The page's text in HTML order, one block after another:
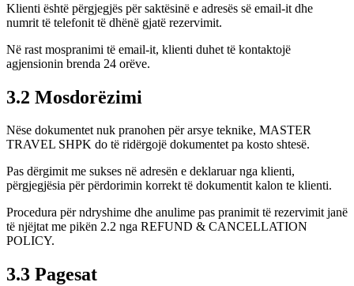
Klienti është përgjegjës për saktësinë e adresës së email-it dhe
numrit të telefonit të dhënë gjatë rezervimit.
Në rast mospranimi të email-it, klienti duhet të kontaktojë
agjensionin brenda 24 orëve.
3.2 Mosdorëzimi
Nëse dokumentet nuk pranohen për arsye teknike, MASTER
TRAVEL SHPK do të ridërgojë dokumentet pa kosto shtesë.
Pas dërgimit me sukses në adresën e deklaruar nga klienti,
përgjegjësia për përdorimin korrekt të dokumentit kalon te klienti.
Procedura për ndryshime dhe anulime pas pranimit të rezervimit janë
të njëjtat me pikën 2.2 nga REFUND & CANCELLATION
POLICY.
3.3 Pagesat